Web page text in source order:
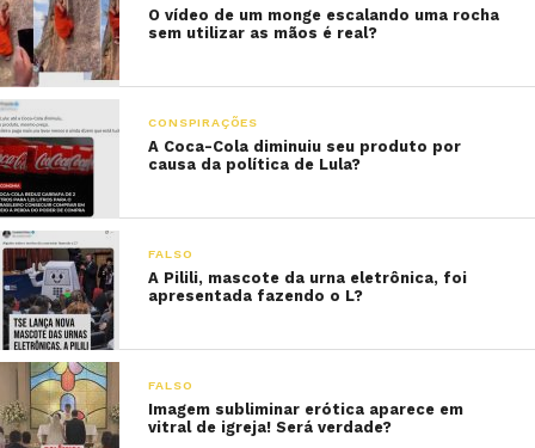
O vídeo de um monge escalando uma rocha
sem utilizar as mãos é real?
CONSPIRAÇÕES
A Coca-Cola diminuiu seu produto por
causa da política de Lula?
FALSO
A Pilili, mascote da urna eletrônica, foi
apresentada fazendo o L?
FALSO
Imagem subliminar erótica aparece em
vitral de igreja! Será verdade?